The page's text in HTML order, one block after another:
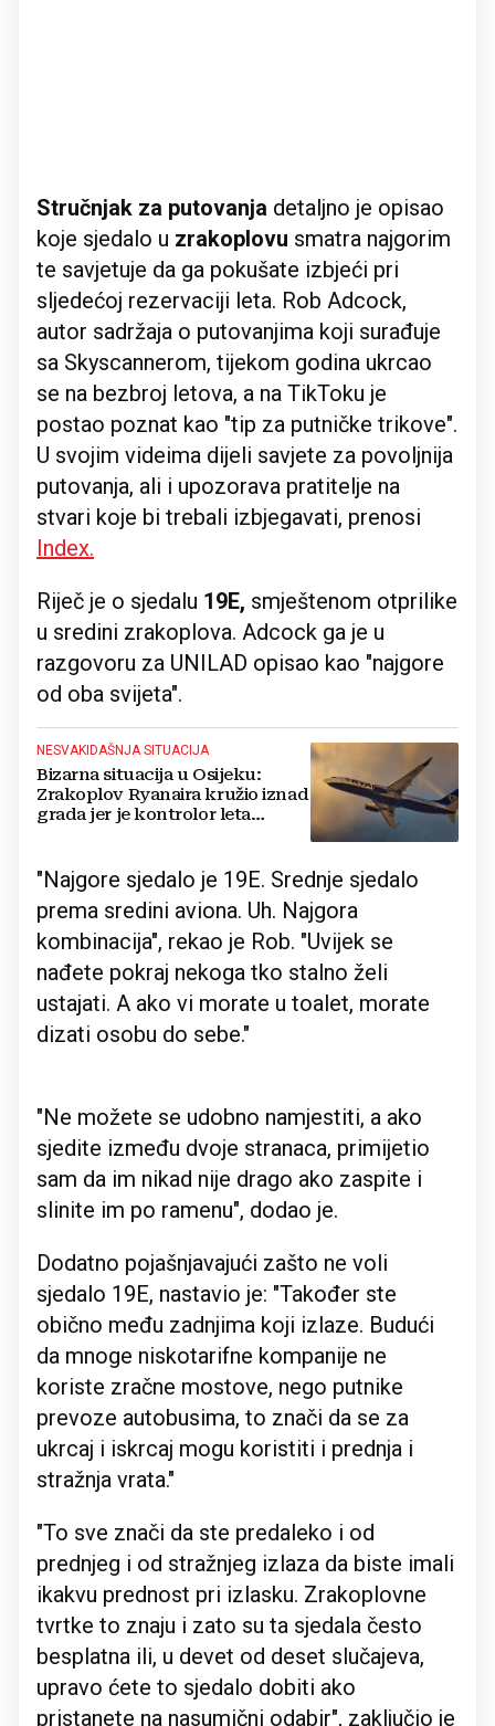
Stručnjak za putovanja detaljno je opisao
koje sjedalo u zrakoplovu smatra najgorim
te savjetuje da ga pokušate izbjeći pri
sljedećoj rezervaciji leta. Rob Adcock,
autor sadržaja o putovanjima koji surađuje
sa Skyscannerom, tijekom godina ukrcao
se na bezbroj letova, a na TikToku je
postao poznat kao "tip za putničke trikove".
U svojim videima dijeli savjete za povoljnija
putovanja, ali i upozorava pratitelje na
stvari koje bi trebali izbjegavati, prenosi
Index.
Riječ je o sjedalu 19E, smještenom otprilike
u sredini zrakoplova. Adcock ga je u
razgovoru za UNILAD opisao kao "najgore
od oba svijeta".
NESVAKIDAŠNJA SITUACIJA
Bizarna situacija u Osijeku:
Zrakoplov Ryanaira kružio iznad
grada jer je kontrolor leta
"Najgore sjedalo je 19E. Srednje sjedalo
prema sredini aviona. Uh. Najgora
kombinacija", rekao je Rob. "Uvijek se
nađete pokraj nekoga tko stalno želi
ustajati. A ako vi morate u toalet, morate
dizati osobu do sebe."
"Ne možete se udobno namjestiti, a ako
sjedite između dvoje stranaca, primijetio
sam da im nikad nije drago ako zaspite i
slinite im po ramenu", dodao je.
Dodatno pojašnjavajući zašto ne voli
sjedalo 19E, nastavio je: "Također ste
obično među zadnjima koji izlaze. Budući
da mnoge niskotarifne kompanije ne
koriste zračne mostove, nego putnike
prevoze autobusima, to znači da se za
ukrcaj i iskrcaj mogu koristiti i prednja i
stražnja vrata."
"To sve znači da ste predaleko i od
prednjeg i od stražnjeg izlaza da biste imali
ikakvu prednost pri izlasku. Zrakoplovne
tvrtke to znaju i zato su ta sjedala često
besplatna ili, u devet od deset slučajeva,
upravo ćete to sjedalo dobiti ako
pristanete na nasumični odabir", zaključio je